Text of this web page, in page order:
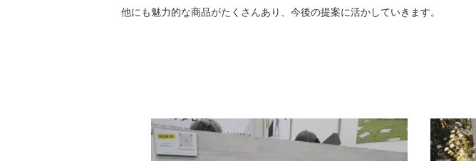
他にも魅力的な商品がたくさんあり、今後の提案に活かしていきます。